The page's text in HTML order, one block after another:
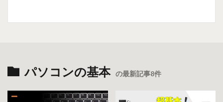
パソコンの基本 の最新記事8件